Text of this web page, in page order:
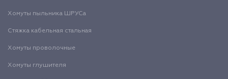
Хомуты пыльника ШРУСа
Стяжка кабельная стальная
Хомуты проволочные
Хомуты глушителя